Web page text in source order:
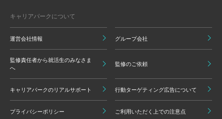
キャリアパークについて
運営会社情報 グループ会社
監修責任者から就活生のみなさま
へ
監修のご依頼
キャリアパークのリアルサポート 行動ターゲティング広告について
プライバシーポリシー ご利用いただく上での注意点